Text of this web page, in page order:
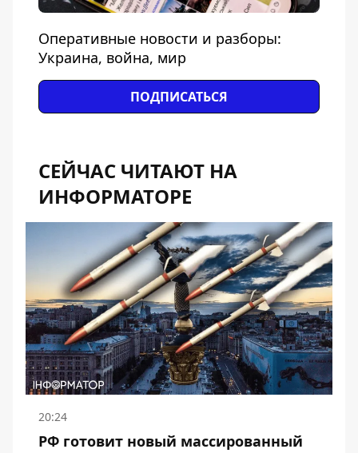
Оперативные новости и разборы:
Украина, война, мир
ПОДПИСАТЬСЯ
СЕЙЧАС ЧИТАЮТ НА
ИНФОРМАТОРЕ
20:24
РФ готовит новый массированный